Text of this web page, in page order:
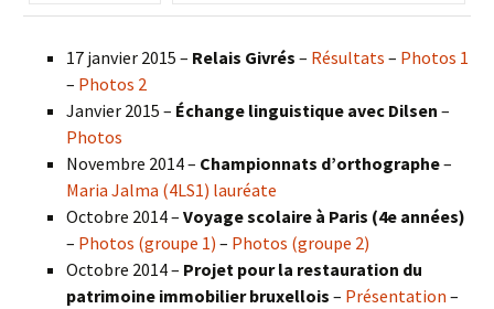
17 janvier 2015 – Relais Givrés – Résultats – Photos 1
– Photos 2
Janvier 2015 – Échange linguistique avec Dilsen –
Photos
Novembre 2014 – Championnats d’orthographe–
Maria Jalma (4LS1) lauréate
Octobre 2014 – Voyage scolaire à Paris (4e années)
– Photos (groupe 1) – Photos (groupe 2)
Octobre 2014 – Projet pour la restauration du
patrimoine immobilier bruxellois – Présentation –